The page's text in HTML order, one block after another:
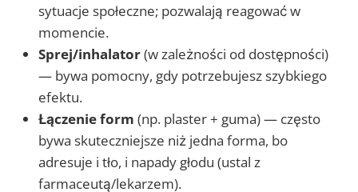
sytuacje społeczne; pozwalają reagować w
momencie.
Sprej/inhalator(w zależności od dostępności)
— bywa pomocny, gdy potrzebujesz szybkiego
efektu.
Łączenie form (np. plaster + guma) — często
bywa skuteczniejsze niż jedna forma, bo
adresuje i tło, i napady głodu (ustal z
farmaceutą/lekarzem).